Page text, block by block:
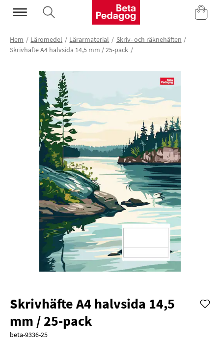
Mina Sidor
Hem Läromedel Lärarmaterial
Skriv- och räknehäften
Skrivhäfte A4 halvsida 14,5 mm / 25-pack
Skrivhäfte A4 halvsida 14,5
mm / 25-pack
beta-9336-25